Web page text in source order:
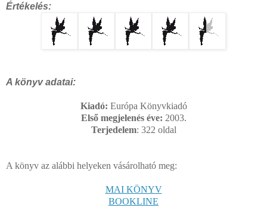
Értékelés:
A könyv adatai:
Kiadó: Európa Könyvkiadó
Első megjelenés éve: 2003.
Terjedelem: 322 oldal
A könyv az alábbi helyeken vásárolható meg:
MAI KÖNYV
BOOKLINE